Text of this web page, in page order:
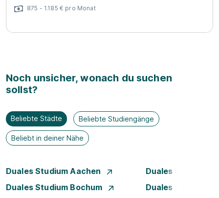
875 - 1.185 € pro Monat
Noch unsicher, wonach du suchen
sollst?
Beliebte Städte Beliebte Studiengänge
Beliebt in deiner Nähe
Duales Studium Aachen
Duales Studium
Duales Studium Bochum
Duales Studium